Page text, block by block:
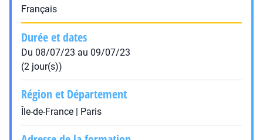
Français
Durée et dates
Du 08/07/23 au 09/07/23
(2 jour(s))
Région et Département
Île-de-France | Paris